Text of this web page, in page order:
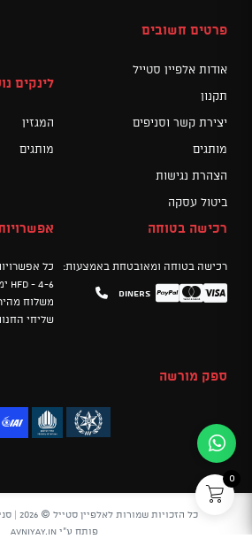
פרטים חשובים
אודות אלפיין סטייל
תקנון
יצירת קשר וסניפים
מותגים
הצהרת נגישות
ביטול עסקה
לינקים
המגזין
מותגים
רכישה בטוחה
רכישה בטוחה ומאובטחת באמצעות:
Visa
Mastercard
PayPal
Diners
כל
HFD - 4-6 ימי עסקים
משלוח
שליחי
ספק מורשה
כל הזכויות שמורות לאלפיין סטייל © 2026 |
פותח ע"יavniyay.in
0